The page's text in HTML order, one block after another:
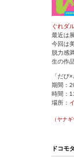
ぐれダ
最近は
今回は
脱力感
生の作
「だび
期間：
時間：
場所：
（ヤナギ
ドコモ